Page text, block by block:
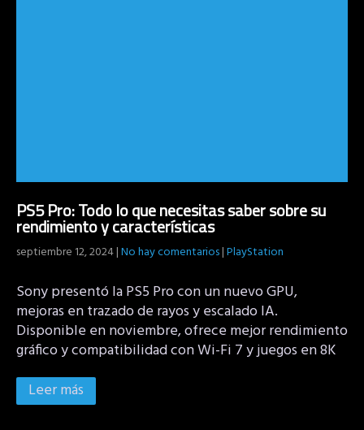
PS5 Pro: Todo lo que necesitas saber sobre su
rendimiento y características
septiembre 12, 2024|No hay comentarios|PlayStation
Sony presentó la PS5 Pro con un nuevo GPU,
mejoras en trazado de rayos y escalado IA.
Disponible en noviembre, ofrece mejor rendimiento
gráfico y compatibilidad con Wi-Fi 7 y juegos en 8K
Leer más